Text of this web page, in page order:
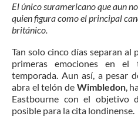
El único suramericano que aun
quien figura como el principal
británico.
Tan solo cinco días separan
primeras emociones en
temporada. Aun así, a pesar
abra el telón de Wimbledon,
Eastbourne con el objetivo
posible para la cita londinense.